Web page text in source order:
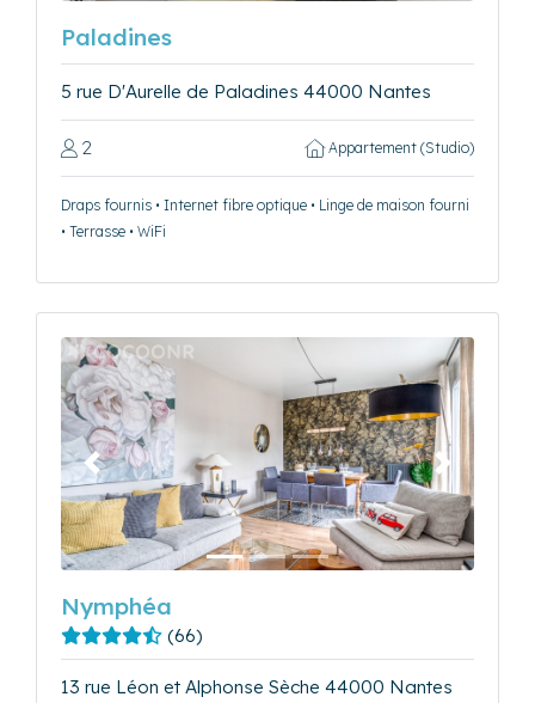
Paladines
5 rue D'Aurelle de Paladines 44000 Nantes
2 Appartement (Studio)
Draps fournis • Internet fibre optique • Linge de maison fourni
• Terrasse • WiFi
Précédent Suivant
Nymphéa
(66)
13 rue Léon et Alphonse Sèche 44000 Nantes